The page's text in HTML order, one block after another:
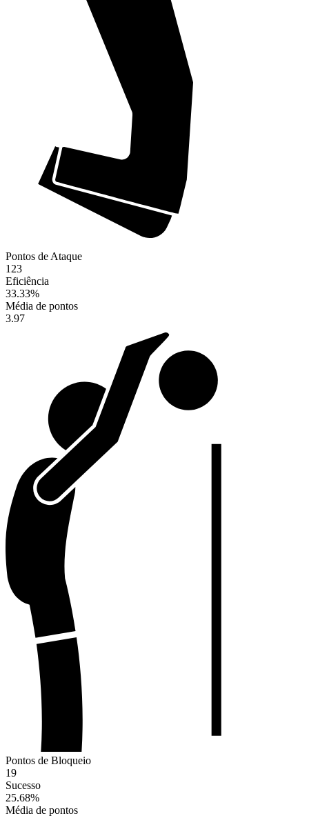
Pontos de Ataque
123
Eficiência
33.33%
Média de pontos
3.97
Pontos de Bloqueio
19
Sucesso
25.68%
Média de pontos